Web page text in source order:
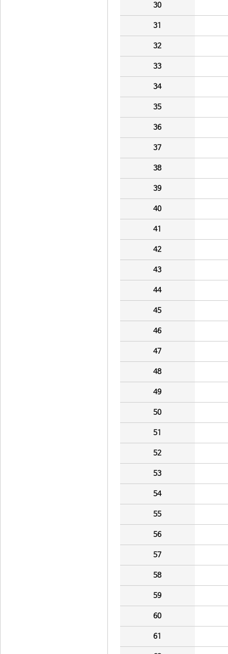
30
31
32
33
34
35
36
37
38
39
40
41
42
43
44
45
46
47
48
49
50
51
52
53
54
55
56
57
58
59
60
61